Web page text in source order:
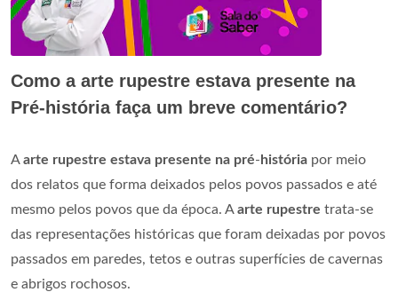
Como a arte rupestre estava presente na
Pré-história faça um breve comentário?
Aarte rupestre estava presente na pré- história por meio
dos relatos que forma deixados pelos povos passados e até
mesmo pelos povos que da época. Aarte rupestre trata-se
das representações históricas que foram deixadas por povos
passados em paredes, tetos e outras superfícies de cavernas
e abrigos rochosos.